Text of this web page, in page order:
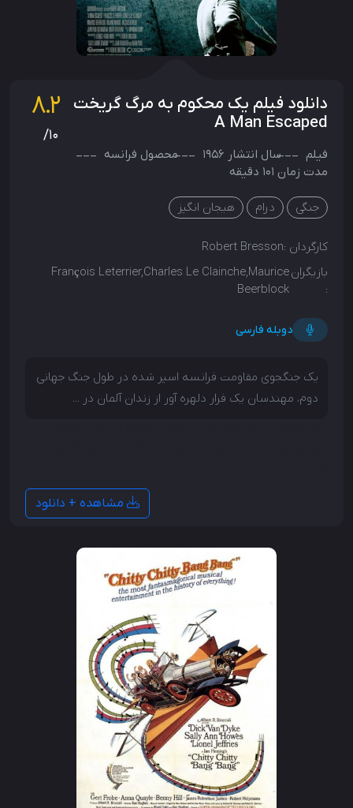
دانلود فیلم یک محکوم به مرگ گریخت
A Man Escaped
8.2
/10
فیلم سال انتشار 1956 محصول فرانسه
مدت زمان 101 دقیقه
جنگی درام هیجان انگیز
کارگردان :Robert Bresson
بازیگران
:
François Leterrier,Charles Le Clainche,Maurice
Beerblock
دوبله فارسی
یک جنگجوی مقاومت فرانسه اسیر شده در طول جنگ جهانی
دوم، مهندسان یک فرار دلهره آور از زندان آلمان در ...
مشاهده + دانلود